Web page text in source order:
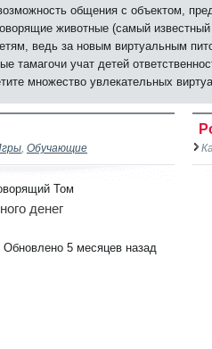
общения с объектом,
животные (самый
ведь за новым виртуальным
тамагочи учат детей
множество увлекательных
Обучающие
денег
Обновлено 5 месяцев назад